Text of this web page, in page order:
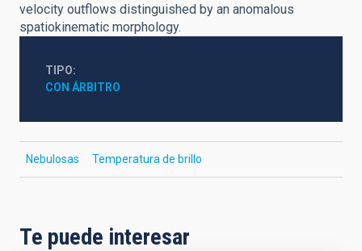
velocity outflows distinguished by an anomalous
spatiokinematic morphology.
TIPO
CON ÁRBITRO
Nebulosas Temperatura de brillo
Te puede interesar